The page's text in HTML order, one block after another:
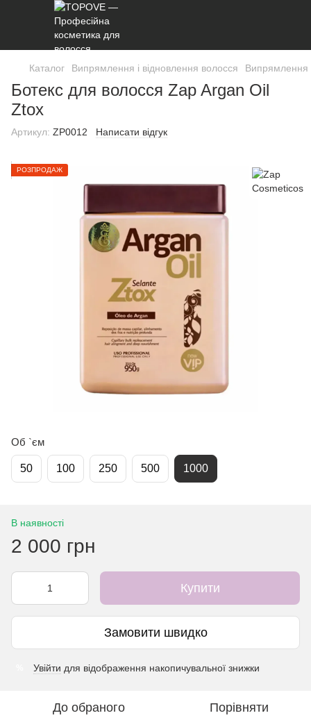
Каталог Випрямлення і відновлення волосся Випрямлення
Ботекс для волосся Zap Argan Oil
Ztox
Артикул: ZP0012 Написати відгук
РОЗПРОДАЖ
Об `єм
50 100 250 500 1000
В наявності
2 000 грн
Купити
Замовити швидко
Увійти для відображення накопичувальної знижки
До обраного Порівняти